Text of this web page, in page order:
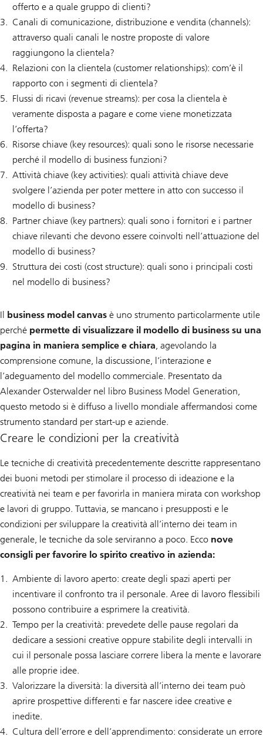
offerto e a quale gruppo di clienti?
Canali di comunicazione, distribuzione e vendita (channels):
attraverso quali canali le nostre proposte di valore
raggiungono la clientela?
Relazioni con la clientela (customer relationships): com’è il
rapporto con i segmenti di clientela?
Flussi di ricavi (revenue streams): per cosa la clientela è
veramente disposta a pagare e come viene monetizzata
l’offerta?
Risorse chiave (key resources): quali sono le risorse necessarie
perché il modello di business funzioni?
Attività chiave (key activities): quali attività chiave deve
svolgere l’azienda per poter mettere in atto con successo il
modello di business?
Partner chiave (key partners): quali sono i fornitori e i partner
chiave rilevanti che devono essere coinvolti nell’attuazione del
modello di business?
Struttura dei costi (cost structure): quali sono i principali costi
nel modello di business?
Il business model canvas è uno strumento particolarmente utile
perché permette di visualizzare il modello di business su una
pagina in maniera semplice e chiara, agevolando la
comprensione comune, la discussione, l’interazione e
l’adeguamento del modello commerciale. Presentato da
Alexander Osterwalder nel libro Business Model Generation,
questo metodo si è diffuso a livello mondiale affermandosi come
strumento standard per start-up e aziende.
Creare le condizioni per la creatività
Le tecniche di creatività precedentemente descritte rappresentano
dei buoni metodi per stimolare il processo di ideazione e la
creatività nei team e per favorirla in maniera mirata con workshop
e lavori di gruppo. Tuttavia, se mancano i presupposti e le
condizioni per sviluppare la creatività all’interno dei team in
generale, le tecniche da sole serviranno a poco. Ecco nove
consigli per favorire lo spirito creativo in azienda:
Ambiente di lavoro aperto: create degli spazi aperti per
incentivare il confronto tra il personale. Aree di lavoro flessibili
possono contribuire a esprimere la creatività.
Tempo per la creatività: prevedete delle pause regolari da
dedicare a sessioni creative oppure stabilite degli intervalli in
cui il personale possa lasciare correre libera la mente e lavorare
alle proprie idee.
Valorizzare la diversità: la diversità all’interno dei team può
aprire prospettive differenti e far nascere idee creative e
inedite.
Cultura dell’errore e dell’apprendimento: considerate un errore